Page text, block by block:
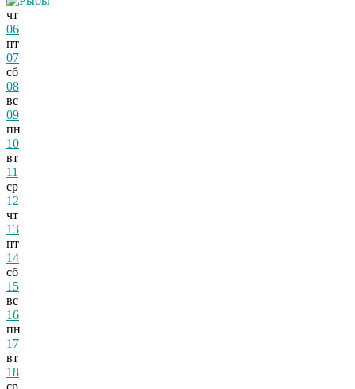
чт
06
пт
07
сб
08
вс
09
пн
10
вт
11
ср
12
чт
13
пт
14
сб
15
вс
16
пн
17
вт
18
ср